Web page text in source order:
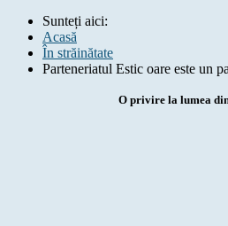
Sunteți aici:
Acasă
În străinătate
Parteneriatul Estic oare este un
O privire la lumea